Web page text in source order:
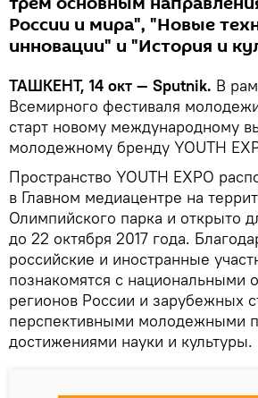
России и мира", "Новые
инновации" и "История и
ТАШКЕНТ, 14 окт — Sputnik. В
Всемирного фестиваля
старт новому международному
молодежному бренду YOUTH
Пространство YOUTH EXPO
в Главном медиацентре на
Олимпийского парка и открыто
до 22 октября 2017 года.
российские и иностранные
познакомятся с национальными
регионов России и зарубежных
перспективными молодежными
достижениями науки и культуры.